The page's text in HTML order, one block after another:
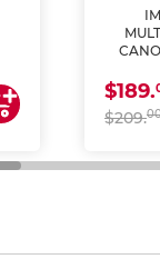
$189.
$209.